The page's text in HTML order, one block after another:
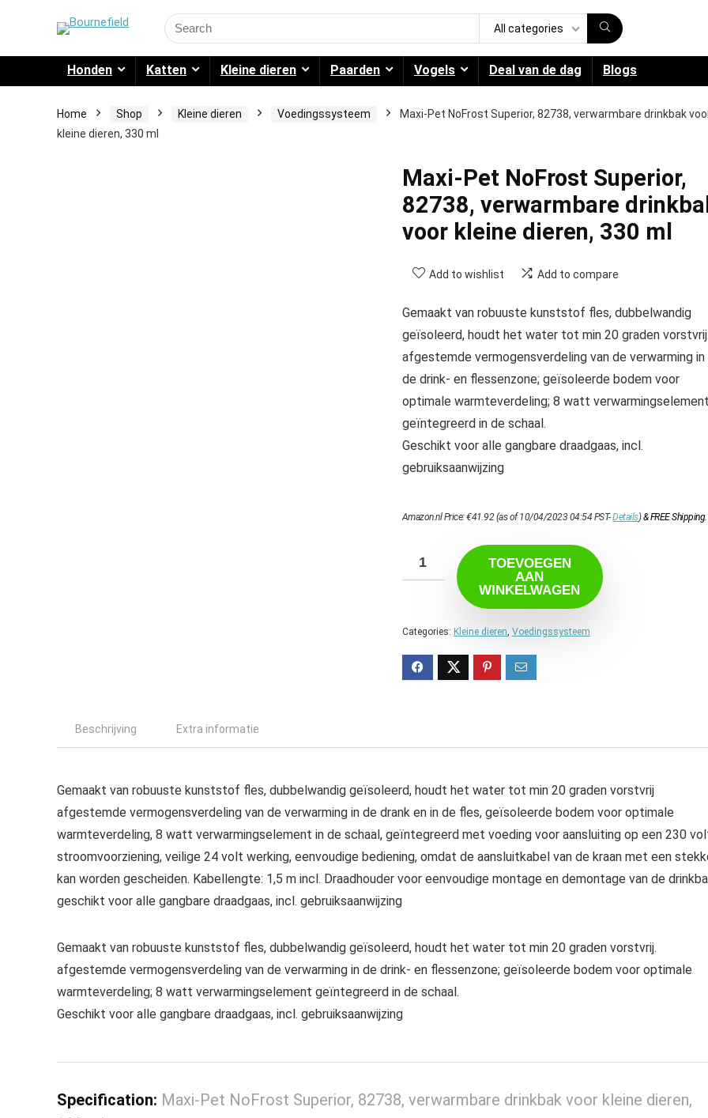
Search
for:
All categories
Honden Katten Kleine dieren Paarden Vogels Deal van de dag Blogs
Home Shop Kleine dieren Voedingssysteem
Maxi-Pet NoFrost Superior, 82738, verwarmbare drinkbak
kleine dieren, 330 ml
Maxi-Pet NoFrost Superior,
82738, verwarmbare
voor kleine dieren, 330 ml
Add to wishlist Add to compare
Gemaakt van robuuste kunststof fles, dubbelwandig
geïsoleerd, houdt het water tot min 20 graden vorstvrij.
afgestemde vermogensverdeling van de verwarming in
de drink- en flessenzone; geïsoleerde bodem voor
optimale warmteverdeling; 8 watt verwarmingselement
geïntegreerd in de schaal.
Geschikt voor alle gangbare draadgaas, incl.
gebruiksaanwijzing
Amazon.nl Price:€41.92 (as of 10/04/2023 04:54 PST-Details)&FREE Shipping.
TOEVOEGEN
AAN
WINKELWAGEN
Categories: Kleine dieren, Voedingssysteem
Beschrijving Extra informatie
Gemaakt van robuuste kunststof fles, dubbelwandig geïsoleerd, houdt het water tot min 20 graden vorstvrij
afgestemde vermogensverdeling van de verwarming in de drank en in de fles, geïsoleerde bodem voor optimale
warmteverdeling, 8 watt verwarmingselement in de schaal, geïntegreerd met voeding voor aansluiting op een 230
stroomvoorziening, veilige 24 volt werking, eenvoudige bediening, omdat de aansluitkabel van de kraan met een
kan worden gescheiden. Kabellengte: 1,5 m incl. Draadhouder voor eenvoudige montage en demontage van de
geschikt voor alle gangbare draadgaas, incl. gebruiksaanwijzing
Gemaakt van robuuste kunststof fles, dubbelwandig geïsoleerd, houdt het water tot min 20 graden vorstvrij.
afgestemde vermogensverdeling van de verwarming in de drink- en flessenzone; geïsoleerde bodem voor optimale
warmteverdeling; 8 watt verwarmingselement geïntegreerd in de schaal.
Geschikt voor alle gangbare draadgaas, incl. gebruiksaanwijzing
Specification: Maxi-Pet NoFrost Superior, 82738, verwarmbare drinkbak voor kleine dieren,